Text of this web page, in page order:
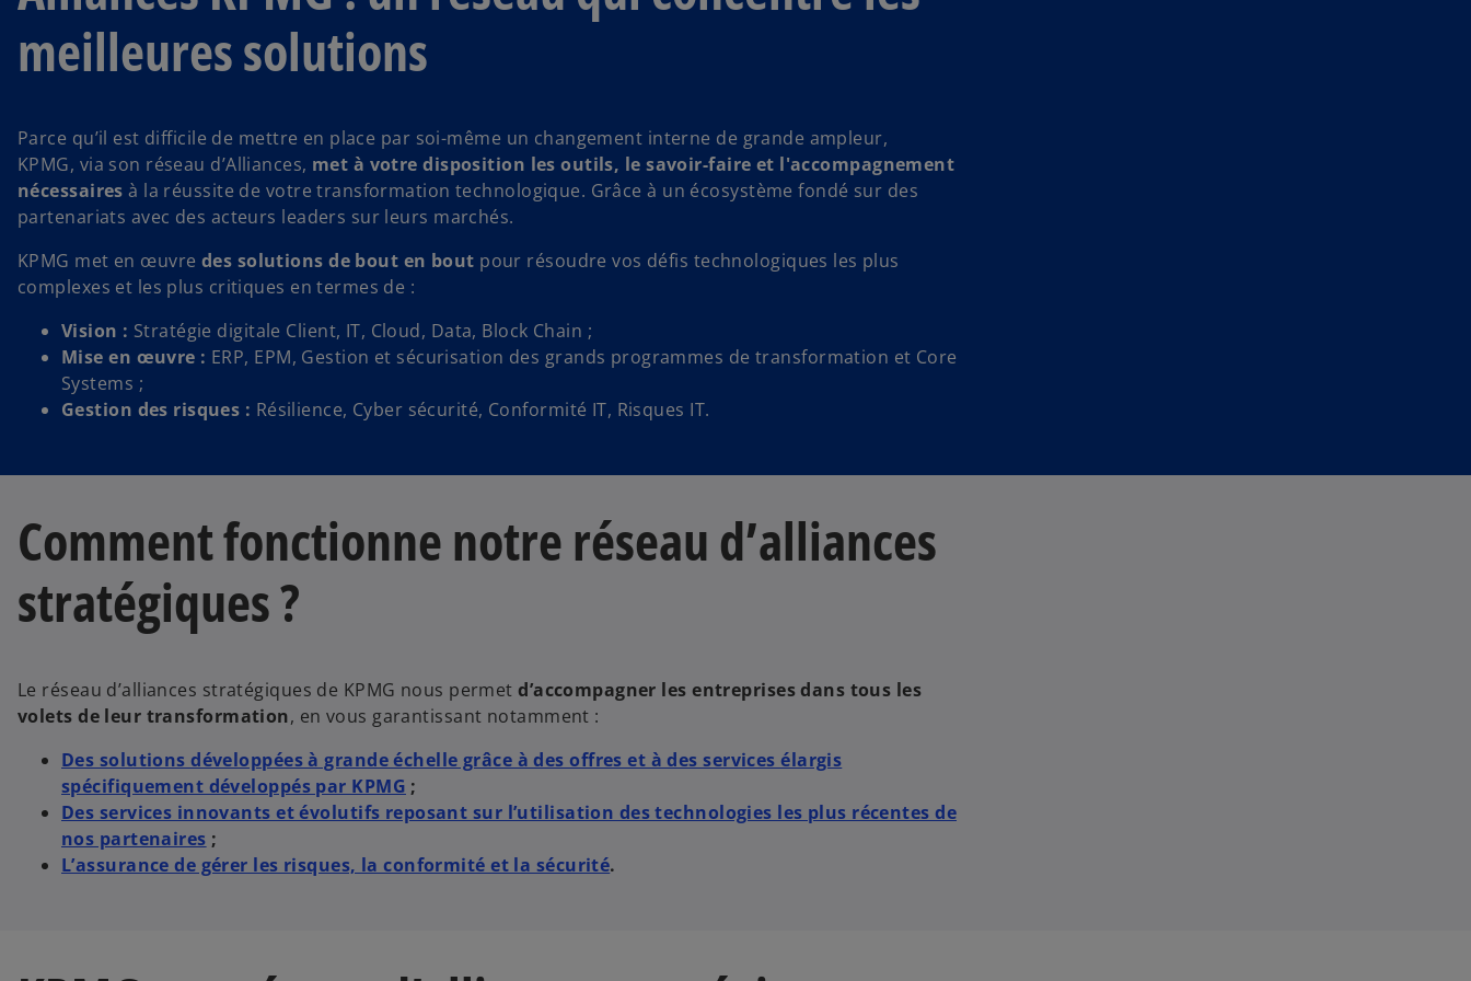
i
e
o
meilleures solutions
Parce qu’il est difficile de mettre en place par soi-même un changement interne de grande ampleur,
KPMG, via son réseau d’Alliances, met à votre disposition les outils, le savoir-faire et l'accompagnement
nécessaires à la réussite de votre transformation technologique. Grâce à un écosystème fondé sur des
partenariats avec des acteurs leaders sur leurs marchés.
KPMG met en œuvre des solutions de bout en bout pour résoudre vos défis technologiques les plus
complexes et les plus critiques en termes de :
Vision : Stratégie digitale Client, IT, Cloud, Data, Block Chain ;
Mise en œuvre : ERP, EPM, Gestion et sécurisation des grands programmes de transformation et Core
Systems ;
Gestion des risques : Résilience, Cyber sécurité, Conformité IT, Risques IT.
Comment fonctionne notre réseau d’alliances
stratégiques ?
Le réseau d’alliances stratégiques de KPMG nous permetd’accompagner les entreprises dans tous les
volets de leur transformation, en vous garantissant notamment :
Des solutions développées à grande échelle grâce à des offres et à des services élargis
spécifiquement développés par KPMG ;
Des services innovants et évolutifs reposant sur l’utilisation des technologies les plus récentes de
nos partenaires ;
L’assurance de gérer les risques, la conformité et la sécurité.